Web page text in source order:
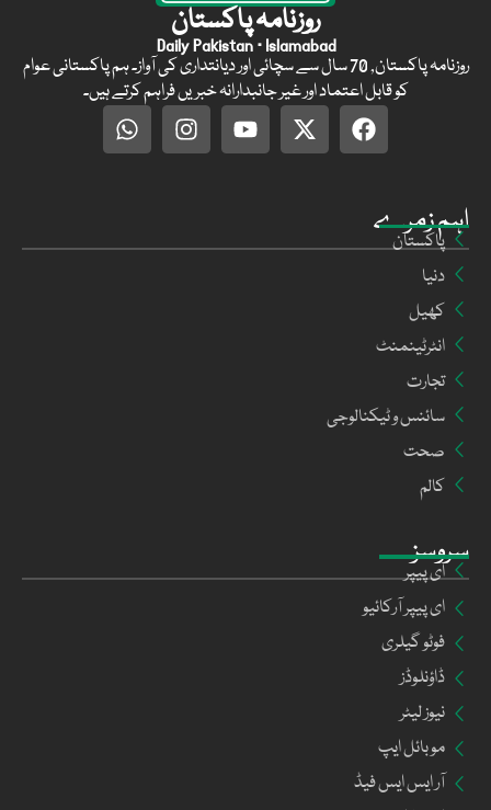
سروسز
ای پیپر
ای پیپر آرکائیو
فوٹو گیلری
ڈاؤنلوڈز
نیوز لیٹر
موبائل ایپ
آر ایس ایس فیڈ
اہم زمرے
پاکستان
دنیا
کھیل
انٹرٹینمنٹ
تجارت
سائنس و ٹیکنالوجی
صحت
کالم
روزنامہ پاکستان
Daily Pakistan · Islamabad
روزنامہ پاکستان, 70 سال سے سچائی اور دیانتداری کی آواز۔ ہم پاکستانی عوام
کو قابل اعتماد اور غیر جانبدارانہ خبریں فراہم کرتے ہیں۔